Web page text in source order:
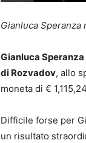
Gianluca Speranza
Gianluca Speranza
di Rozvadov, allo
moneta di €
Difficile forse per
un risultato